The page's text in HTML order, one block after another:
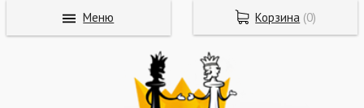
Корзина (0)
Меню